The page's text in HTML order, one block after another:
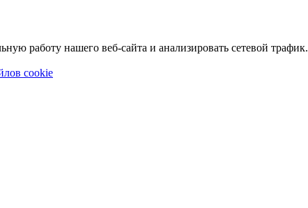
работу нашего веб-сайта и анализировать сетевой трафик.
cookie